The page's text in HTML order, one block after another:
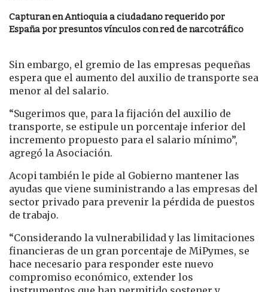
Capturan en Antioquia a ciudadano requerido por
España por presuntos vínculos con red de narcotráfico
Sin embargo, el gremio de las empresas pequeñas
espera que el aumento del auxilio de transporte sea
menor al del salario.
“Sugerimos que, para la fijación del auxilio de
transporte, se estipule un porcentaje inferior del
incremento propuesto para el salario mínimo”,
agregó la Asociación.
Acopi también le pide al Gobierno mantener las
ayudas que viene suministrando a las empresas del
sector privado para prevenir la pérdida de puestos
de trabajo.
“Considerando la vulnerabilidad y las limitaciones
financieras de un gran porcentaje de MiPymes, se
hace necesario para responder este nuevo
compromiso económico, extender los